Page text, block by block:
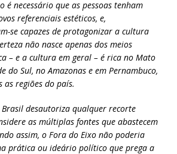
é necessário que as pessoas tenham
referenciais estéticos, e,
se capazes de protagonizar a cultura
não nasce apenas dos meios
– e a cultura em geral – é rica no Mato
do Sul, no Amazonas e em Pernambuco,
as regiões do país.
desautoriza qualquer recorte
as múltiplas fontes que abastecem
assim, o Fora do Eixo não poderia
prática ou ideário político que prega a